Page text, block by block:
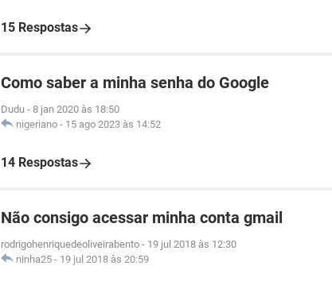
15 Respostas
Como saber a minha senha do Google
Dudu - 8 jan 2020 às 18:50
nigeriano - 15 ago 2023 às 14:52
14 Respostas
Não consigo acessar minha conta gmail
rodrigohenriquedeoliveirabento - 19 jul 2018 às 12:30
ninha25 - 19 jul 2018 às 20:59